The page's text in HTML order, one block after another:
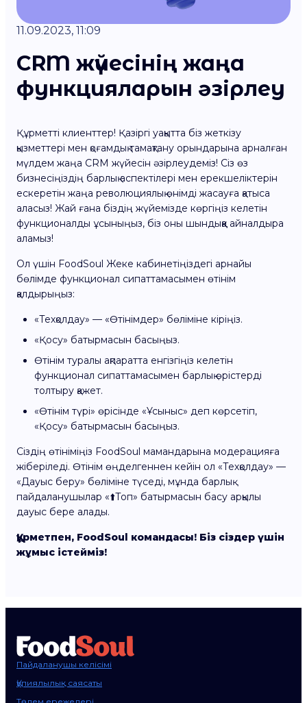
11.09.2023, 11:09
CRM жүйесінің жаңа
функцияларын әзірлеу
Құрметті клиенттер! Қазіргі уақытта біз жеткізу
қызметтері мен қоғамдық тамақтану орындарына арналған
мүлдем жаңа CRM жүйесін әзірлеудеміз! Сіз өз
бизнесіңіздің барлық аспектілері мен ерекшеліктерін
ескеретін жаңа революциялық өнімді жасауға қатыса
аласыз! Жай ғана біздің жүйемізде көргіңіз келетін
функционалды ұсыныңыз, біз оны шындыққа айналдыра
аламыз!
Ол үшін FoodSoul Жеке кабинетіңіздегі арнайы
бөлімде функционал сипаттамасымен өтінім
қалдырыңыз:
«Техқолдау» — «Өтінімдер» бөліміне кіріңіз.
«Қосу» батырмасын басыңыз.
Өтінім туралы ақпаратта енгізгіңіз келетін
функционал сипаттамасымен барлық өрістерді
толтыру қажет.
«Өтінім түрі» өрісінде «Ұсыныс» деп көрсетіп,
«Қосу» батырмасын басыңыз.
Сіздің өтініміңіз FoodSoul мамандарына модерацияға
жіберіледі. Өтінім өңделгеннен кейін ол «Техқолдау» —
«Дауыс беру» бөліміне түседі, мұнда барлық
пайдаланушылар «⬆️Топ» батырмасын басу арқылы
дауыс бере алады.
Құрметпен, FoodSoul командасы! Біз сіздер үшін
жұмыс істейміз!
Пайдаланушы келісімі
Құпиялылық саясаты